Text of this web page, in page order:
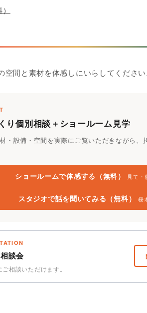
空間と素材を体感しにいらしてください
り個別相談＋ショールーム見学
・設備・空間を実際にご覧いただきながら
ショールームで体感する（無料） 見て・
スタジオで話を聞いてみる（無料） 桜
談会
相談いただけます。